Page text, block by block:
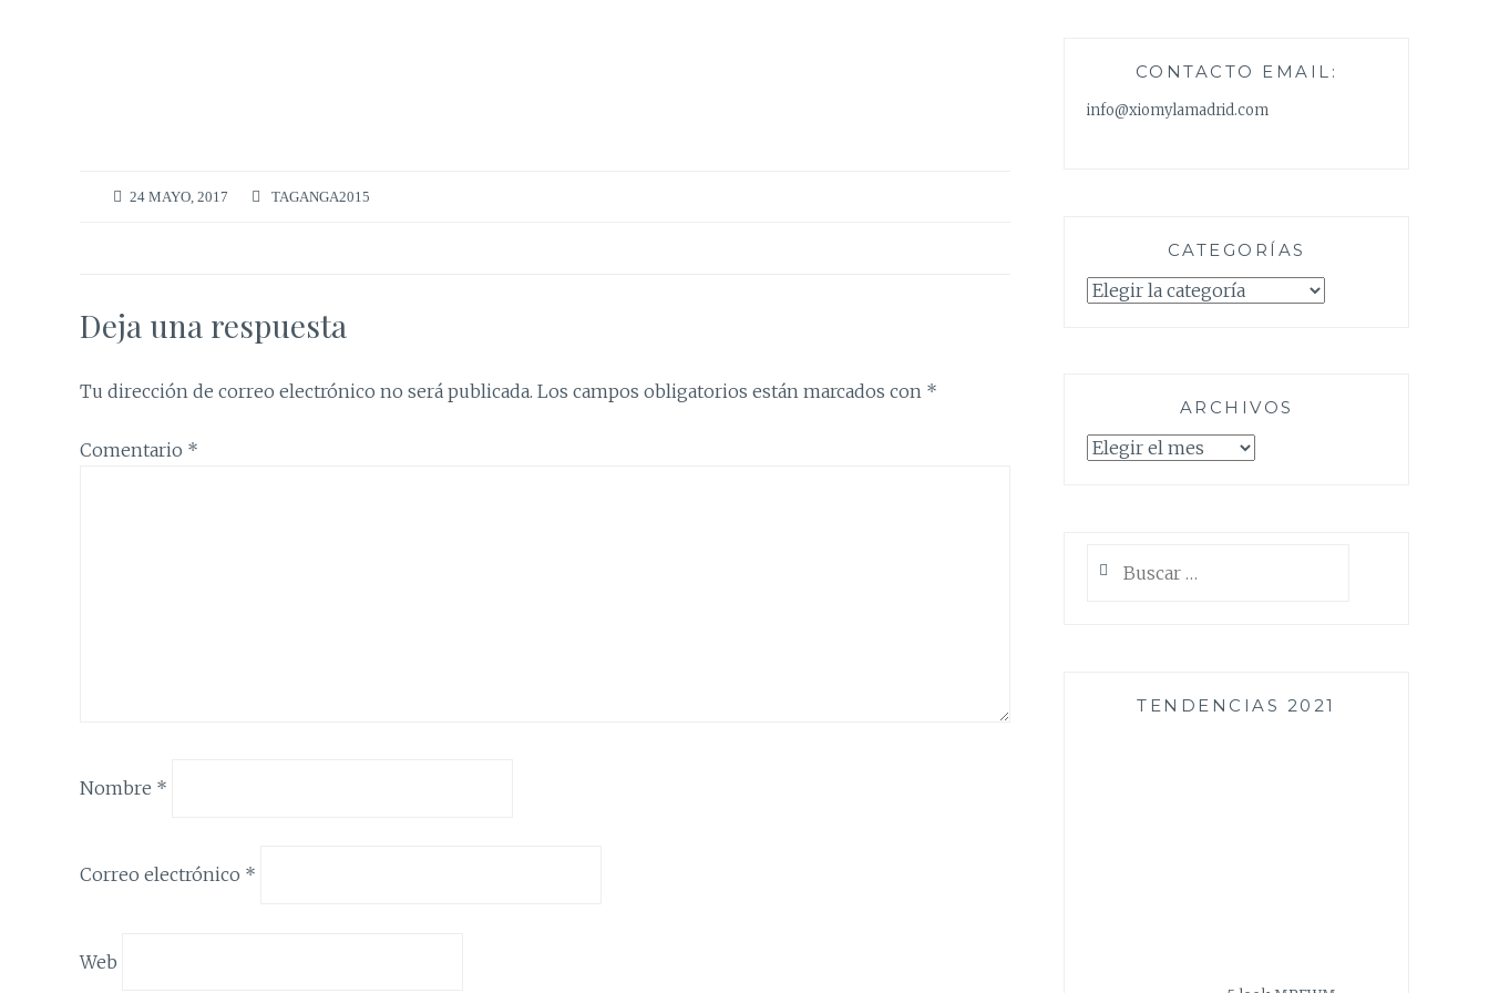
24 MAYO, 2017 TAGANGA2015
Deja una respuesta
Tu dirección de correo electrónico no será publicada. Los campos obligatorios están marcados con *
Comentario *
Nombre *
Correo electrónico *
Web
CONTACTO EMAIL:
info@xiomylamadrid.com
CATEGORÍAS
Categorías
ARCHIVOS
Archivos
TENDENCIAS 2021